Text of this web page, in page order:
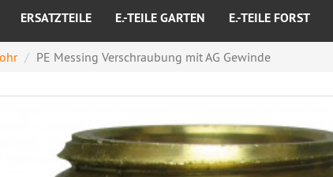
ERSATZTEILE E.-TEILE GARTEN E.-TEILE FORST
PE Messing Verschraubung mit AG Gewinde